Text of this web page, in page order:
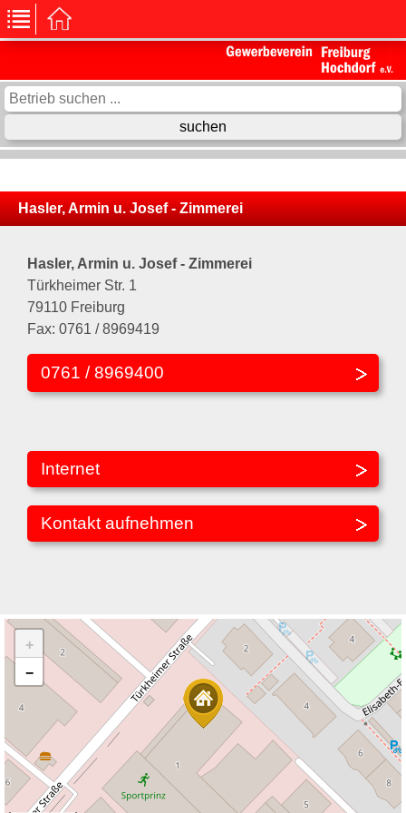
Hasler, Armin u. Josef - Zimmerei
Hasler, Armin u. Josef - Zimmerei
Türkheimer Str. 1
79110 Freiburg
Fax: 0761 / 8969419
0761 / 8969400
Internet
Kontakt aufnehmen
+
−